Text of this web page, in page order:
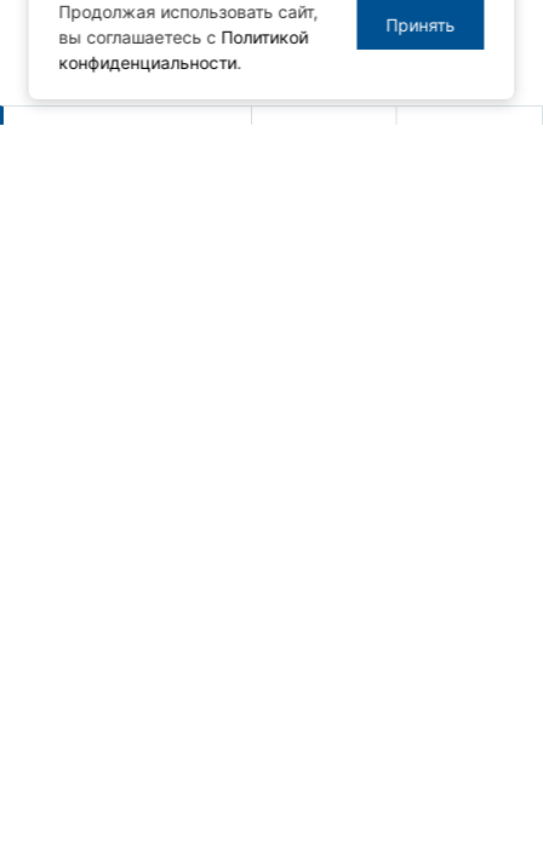
Продолжая использовать сайт,
вы соглашаетесь с Политикой
конфиденциальности.
Принять